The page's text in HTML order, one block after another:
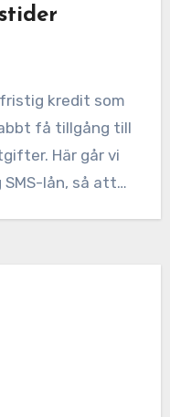
få tillgång till
Här går vi
lån, så att…